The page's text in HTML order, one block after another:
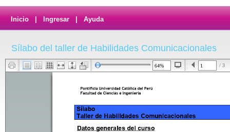
Inicio Ingresar Ayuda
Sílabo del taller de Habilidades Comunicacionales
/ 3